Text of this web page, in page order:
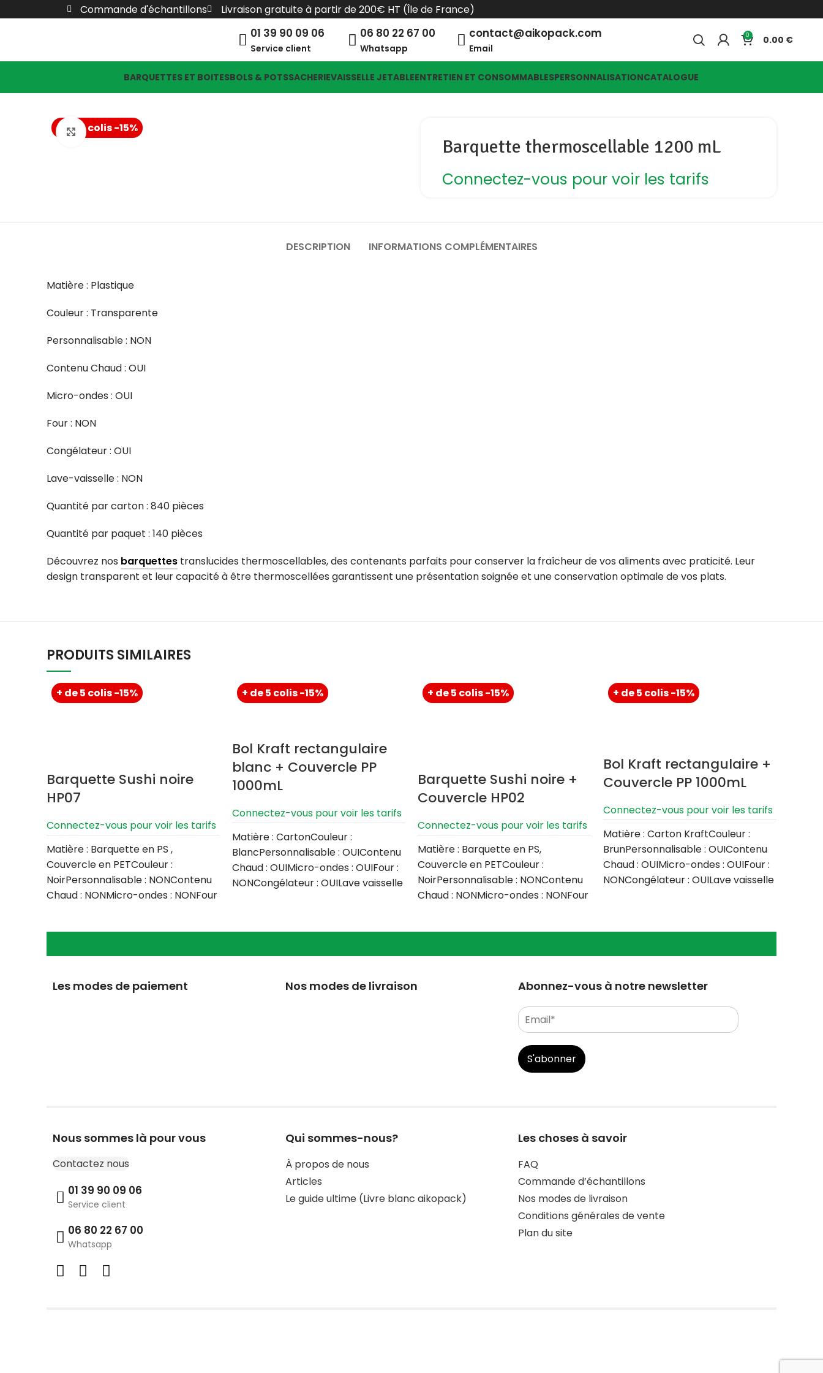
Commande d'échantillons Livraison gratuite à partir de 200€ HT (Île de France)
01 39 90 09 06
Service client
06 80 22 67 00
Whatsapp
contact@aikopack.com
Email
0 0.00
BARQUETTES ET BOITESBOLS & POTSSACHERIEVAISSELLE JETABLEENTRETIEN ET CONSOMMABLESPERSONNALISATIONCATALOGUE
+ de 5 colis -15%
Click to enlarge
Barquette thermoscellable 1200 mL
Connectez-vous pour voir les tarifs
DESCRIPTION INFORMATIONS COMPLÉMENTAIRES
Matière : Plastique
Couleur : Transparente
Personnalisable : NON
Contenu Chaud : OUI
Micro-ondes : OUI
Four : NON
Congélateur : OUI
Lave-vaisselle : NON
Quantité par carton : 840 pièces
Quantité par paquet : 140 pièces
Découvrez nos barquettes translucides thermoscellables, des contenants parfaits pour conserver la fraîcheur de vos aliments avec praticité. Leur
design transparent et leur capacité à être thermoscellées garantissent une présentation soignée et une conservation optimale de vos plats.
PRODUITS SIMILAIRES
+ de 5 colis -15%
Barquette Sushi noire
HP07
Connectez-vous pour voir les tarifs
Matière : Barquette en PS ,
Couvercle en PETCouleur :
NoirPersonnalisable : NONContenu
Chaud : NONMicro-ondes : NONFour
+ de 5 colis -15%
Bol Kraft rectangulaire
blanc + Couvercle PP
1000mL
Connectez-vous pour voir les tarifs
Matière : CartonCouleur :
BlancPersonnalisable : OUIContenu
Chaud : OUIMicro-ondes : OUIFour :
NONCongélateur : OUILave vaisselle
+ de 5 colis -15%
Barquette Sushi noire +
Couvercle HP02
Connectez-vous pour voir les tarifs
Matière : Barquette en PS,
Couvercle en PETCouleur :
NoirPersonnalisable : NONContenu
Chaud : NONMicro-ondes : NONFour
+ de 5 colis -15%
Bol Kraft rectangulaire +
Couvercle PP 1000mL
Connectez-vous pour voir les tarifs
Matière : Carton KraftCouleur :
BrunPersonnalisable : OUIContenu
Chaud : OUIMicro-ondes : OUIFour :
NONCongélateur : OUILave vaisselle
Les modes de paiement Nos modes de livraison Abonnez-vous à notre newsletter
S'abonner
Nous sommes là pour vous
Contactez nous
01 39 90 09 06
Service client
06 80 22 67 00
Whatsapp
Qui sommes-nous?
À propos de nous
Articles
Le guide ultime (Livre blanc aikopack)
Les choses à savoir
FAQ
Commande d’échantillons
Nos modes de livraison
Conditions générales de vente
Plan du site